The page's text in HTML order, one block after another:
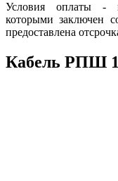
Условия оплаты -
которыми заключен
предоставлена
Кабель РПШ